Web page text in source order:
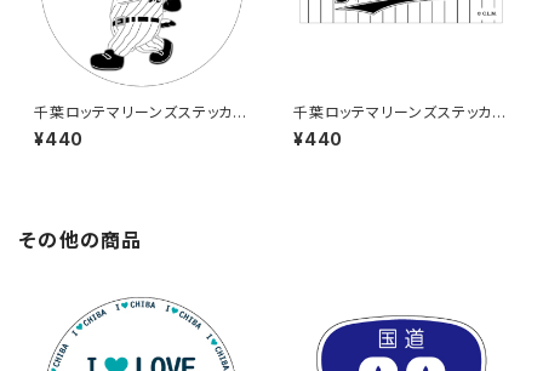
千葉ロッテマリーンズステッカー
8
¥440
千葉ロッテマリーンズステッカー
9
¥440
その他の商品